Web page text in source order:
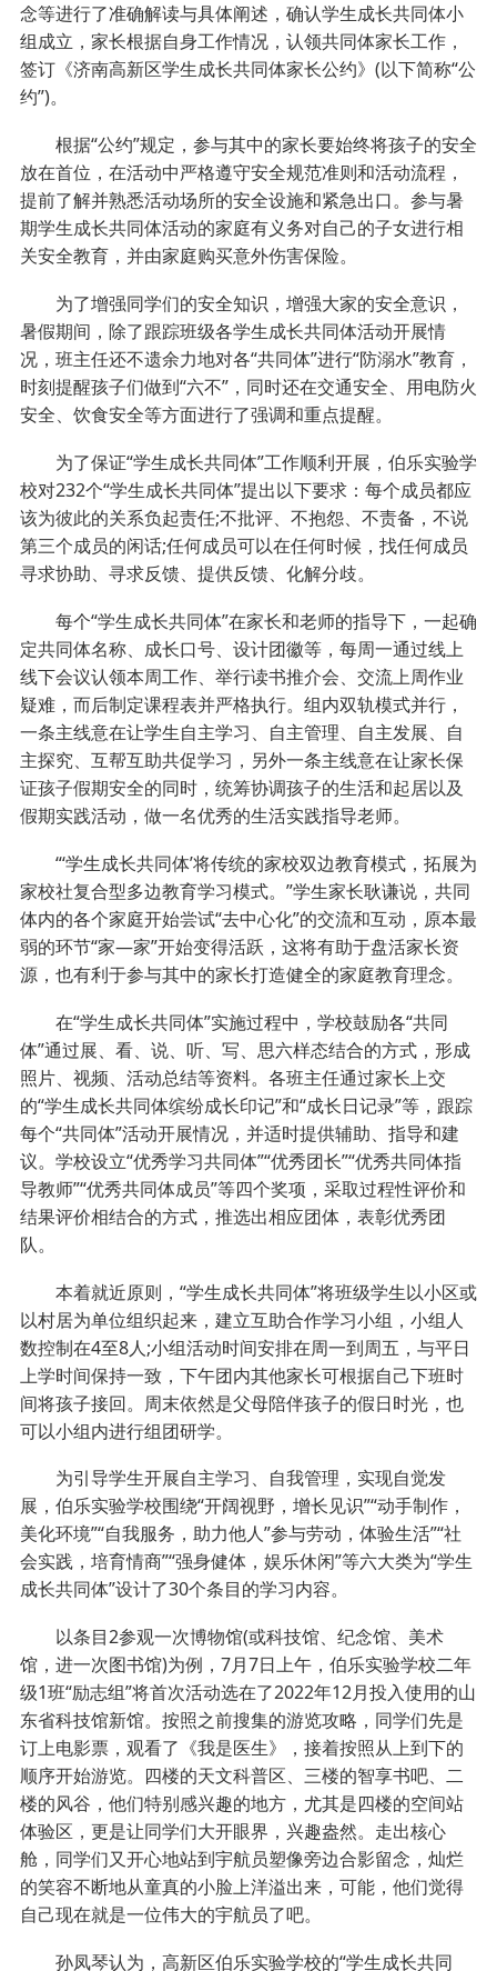
念等进行了准确解读与具体阐述，确认学生成长共同体小
组成立，家长根据自身工作情况，认领共同体家长工作，
签订《济南高新区学生成长共同体家长公约》(以下简称“公
约”)。
根据“公约”规定，参与其中的家长要始终将孩子的安全
放在首位，在活动中严格遵守安全规范准则和活动流程，
提前了解并熟悉活动场所的安全设施和紧急出口。参与暑
期学生成长共同体活动的家庭有义务对自己的子女进行相
关安全教育，并由家庭购买意外伤害保险。
为了增强同学们的安全知识，增强大家的安全意识，
暑假期间，除了跟踪班级各学生成长共同体活动开展情
况，班主任还不遗余力地对各“共同体”进行“防溺水”教育，
时刻提醒孩子们做到“六不”，同时还在交通安全、用电防火
安全、饮食安全等方面进行了强调和重点提醒。
为了保证“学生成长共同体”工作顺利开展，伯乐实验学
校对232个“学生成长共同体”提出以下要求：每个成员都应
该为彼此的关系负起责任;不批评、不抱怨、不责备，不说
第三个成员的闲话;任何成员可以在任何时候，找任何成员
寻求协助、寻求反馈、提供反馈、化解分歧。
每个“学生成长共同体”在家长和老师的指导下，一起确
定共同体名称、成长口号、设计团徽等，每周一通过线上
线下会议认领本周工作、举行读书推介会、交流上周作业
疑难，而后制定课程表并严格执行。组内双轨模式并行，
一条主线意在让学生自主学习、自主管理、自主发展、自
主探究、互帮互助共促学习，另外一条主线意在让家长保
证孩子假期安全的同时，统筹协调孩子的生活和起居以及
假期实践活动，做一名优秀的生活实践指导老师。
“‘学生成长共同体’将传统的家校双边教育模式，拓展为
家校社复合型多边教育学习模式。”学生家长耿谦说，共同
体内的各个家庭开始尝试“去中心化”的交流和互动，原本最
弱的环节“家—家”开始变得活跃，这将有助于盘活家长资
源，也有利于参与其中的家长打造健全的家庭教育理念。
在“学生成长共同体”实施过程中，学校鼓励各“共同
体”通过展、看、说、听、写、思六样态结合的方式，形成
照片、视频、活动总结等资料。各班主任通过家长上交
的“学生成长共同体缤纷成长印记”和“成长日记录”等，跟踪
每个“共同体”活动开展情况，并适时提供辅助、指导和建
议。学校设立“优秀学习共同体”“优秀团长”“优秀共同体指
导教师”“优秀共同体成员”等四个奖项，采取过程性评价和
结果评价相结合的方式，推选出相应团体，表彰优秀团
队。
本着就近原则，“学生成长共同体”将班级学生以小区或
以村居为单位组织起来，建立互助合作学习小组，小组人
数控制在4至8人;小组活动时间安排在周一到周五，与平日
上学时间保持一致，下午团内其他家长可根据自己下班时
间将孩子接回。周末依然是父母陪伴孩子的假日时光，也
可以小组内进行组团研学。
为引导学生开展自主学习、自我管理，实现自觉发
展，伯乐实验学校围绕“开阔视野，增长见识”“动手制作，
美化环境”“自我服务，助力他人”参与劳动，体验生活”“社
会实践，培育情商”“强身健体，娱乐休闲”等六大类为“学生
成长共同体”设计了30个条目的学习内容。
以条目2参观一次博物馆(或科技馆、纪念馆、美术
馆，进一次图书馆)为例，7月7日上午，伯乐实验学校二年
级1班“励志组”将首次活动选在了2022年12月投入使用的山
东省科技馆新馆。按照之前搜集的游览攻略，同学们先是
订上电影票，观看了《我是医生》，接着按照从上到下的
顺序开始游览。四楼的天文科普区、三楼的智享书吧、二
楼的风谷，他们特别感兴趣的地方，尤其是四楼的空间站
体验区，更是让同学们大开眼界，兴趣盎然。走出核心
舱，同学们又开心地站到宇航员塑像旁边合影留念，灿烂
的笑容不断地从童真的小脸上洋溢出来，可能，他们觉得
自己现在就是一位伟大的宇航员了吧。
孙凤琴认为，高新区伯乐实验学校的“学生成长共同